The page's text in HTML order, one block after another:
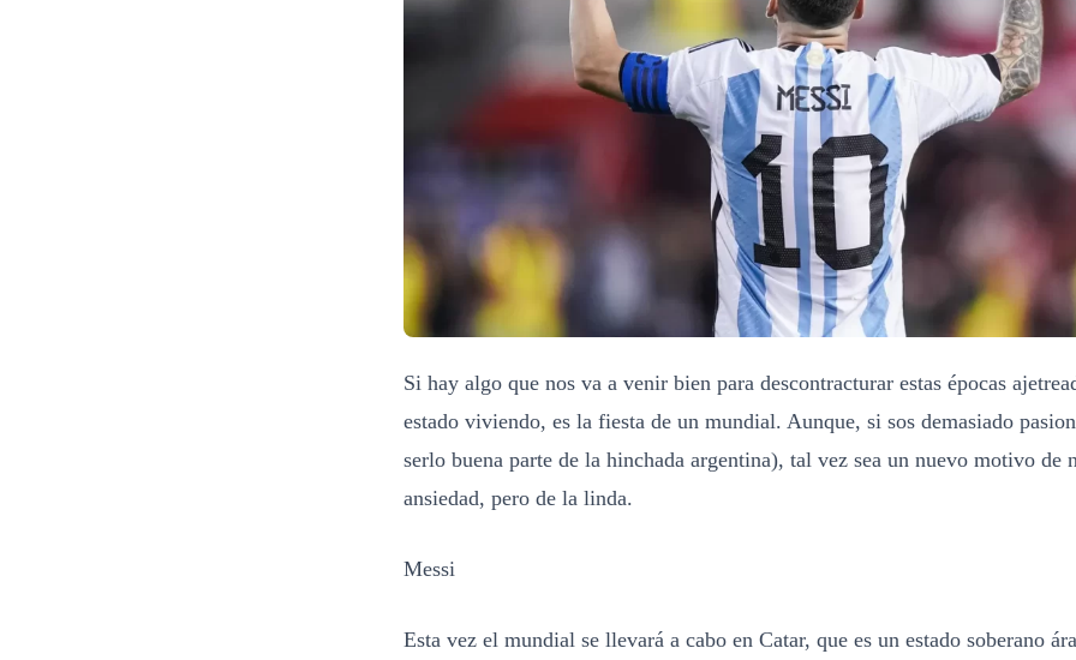
Si hay algo que nos va a venir bien para descontracturar estas épocas
estado viviendo, es la fiesta de un mundial. Aunque, si sos demasiado
serlo buena parte de la hinchada argentina), tal vez sea un nuevo motivo de
ansiedad, pero de la linda.
Messi
Esta vez el mundial se llevará a cabo en Catar, que es un estado soberano